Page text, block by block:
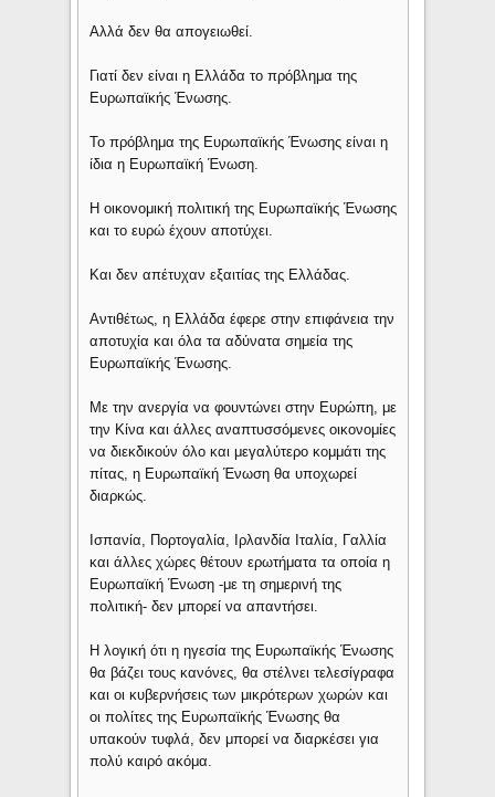
Αλλά δεν θα απογειωθεί.
Γιατί δεν είναι η Ελλάδα το πρόβλημα της
Ευρωπαϊκής Ένωσης.
Το πρόβλημα της Ευρωπαϊκής Ένωσης είναι η
ίδια η Ευρωπαϊκή Ένωση.
Η οικονομική πολιτική της Ευρωπαϊκής Ένωσης
και το ευρώ έχουν αποτύχει.
Και δεν απέτυχαν εξαιτίας της Ελλάδας.
Αντιθέτως, η Ελλάδα έφερε στην επιφάνεια την
αποτυχία και όλα τα αδύνατα σημεία της
Ευρωπαϊκής Ένωσης.
Με την ανεργία να φουντώνει στην Ευρώπη, με
την Κίνα και άλλες αναπτυσσόμενες οικονομίες
να διεκδικούν όλο και μεγαλύτερο κομμάτι της
πίτας, η Ευρωπαϊκή Ένωση θα υποχωρεί
διαρκώς.
Ισπανία, Πορτογαλία, Ιρλανδία Ιταλία, Γαλλία
και άλλες χώρες θέτουν ερωτήματα τα οποία η
Ευρωπαϊκή Ένωση -με τη σημερινή της
πολιτική- δεν μπορεί να απαντήσει.
Η λογική ότι η ηγεσία της Ευρωπαϊκής Ένωσης
θα βάζει τους κανόνες, θα στέλνει τελεσίγραφα
και οι κυβερνήσεις των μικρότερων χωρών και
οι πολίτες της Ευρωπαϊκής Ένωσης θα
υπακούν τυφλά, δεν μπορεί να διαρκέσει για
πολύ καιρό ακόμα.